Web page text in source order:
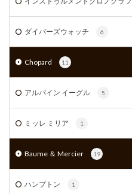
ダイバーズウォッチ 6
Chopard 11
アルパイン イーグル 5
ミッレ ミリア 1
Baume ＆ Mercier 19
ハンプトン 1